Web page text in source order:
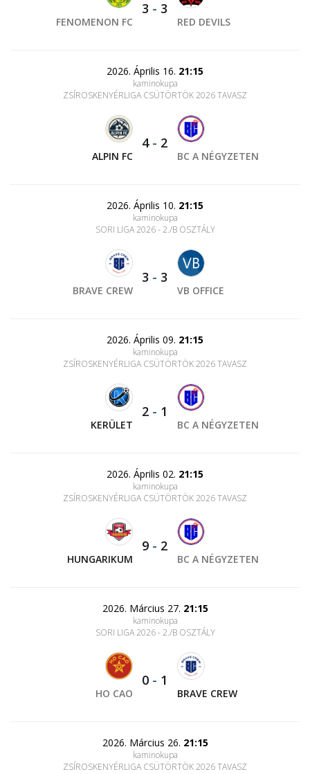
FENOMENON FC
3 - 3
RED DEVILS
2026. Április 16. 21:15
kaminokupa
ZSÍROSKENYÉRLIGA CSÜTÖRTÖK 2026 TAVASZ
ALPIN FC
4- 2
BC A NÉGYZETEN
2026. Április 10. 21:15
kaminokupa
SORI LIGA 2026 - 2./B OSZTÁLY
BRAVE CREW
3 - 3
VB OFFICE
2026. Április 09. 21:15
kaminokupa
ZSÍROSKENYÉRLIGA CSÜTÖRTÖK 2026 TAVASZ
KERÜLET
2 - 1
BC A NÉGYZETEN
2026. Április 02. 21:15
kaminokupa
ZSÍROSKENYÉRLIGA CSÜTÖRTÖK 2026 TAVASZ
HUNGARIKUM
9 - 2
BC A NÉGYZETEN
2026. Március 27. 21:15
kaminokupa
SORI LIGA 2026 - 2./B OSZTÁLY
HO CAO
0 - 1
BRAVE CREW
2026. Március 26. 21:15
kaminokupa
ZSÍROSKENYÉRLIGA CSÜTÖRTÖK 2026 TAVASZ